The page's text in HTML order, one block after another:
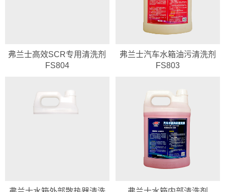
弗兰士高效SCR专用清洗剂
FS804
弗兰士汽车水箱油污清洗剂
FS803